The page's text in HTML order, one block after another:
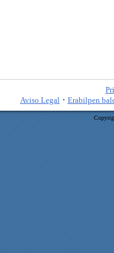
Aviso Legal · Erabilpen